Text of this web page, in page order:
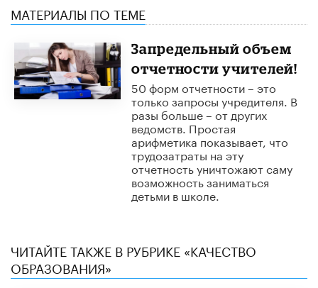
МАТЕРИАЛЫ ПО ТЕМЕ
Запредельный объем
отчетности учителей!
50 форм отчетности – это
только запросы учредителя. В
разы больше – от других
ведомств. Простая
арифметика показывает, что
трудозатраты на эту
отчетность уничтожают саму
возможность заниматься
детьми в школе.
ЧИТАЙТЕ ТАКЖЕ В РУБРИКЕ «КАЧЕСТВО
ОБРАЗОВАНИЯ»